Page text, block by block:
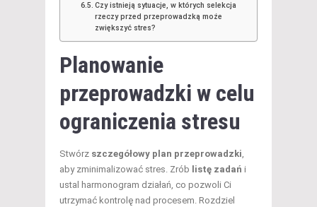
Czy istnieją sytuacje, w których selekcja
rzeczy przed przeprowadzką może
zwiększyć stres?
Planowanie
przeprowadzki w celu
ograniczenia stresu
Stwórz szczegółowy plan przeprowadzki,
aby zminimalizować stres. Zrób listę zadań i
ustal harmonogram działań, co pozwoli Ci
utrzymać kontrolę nad procesem. Rozdziel